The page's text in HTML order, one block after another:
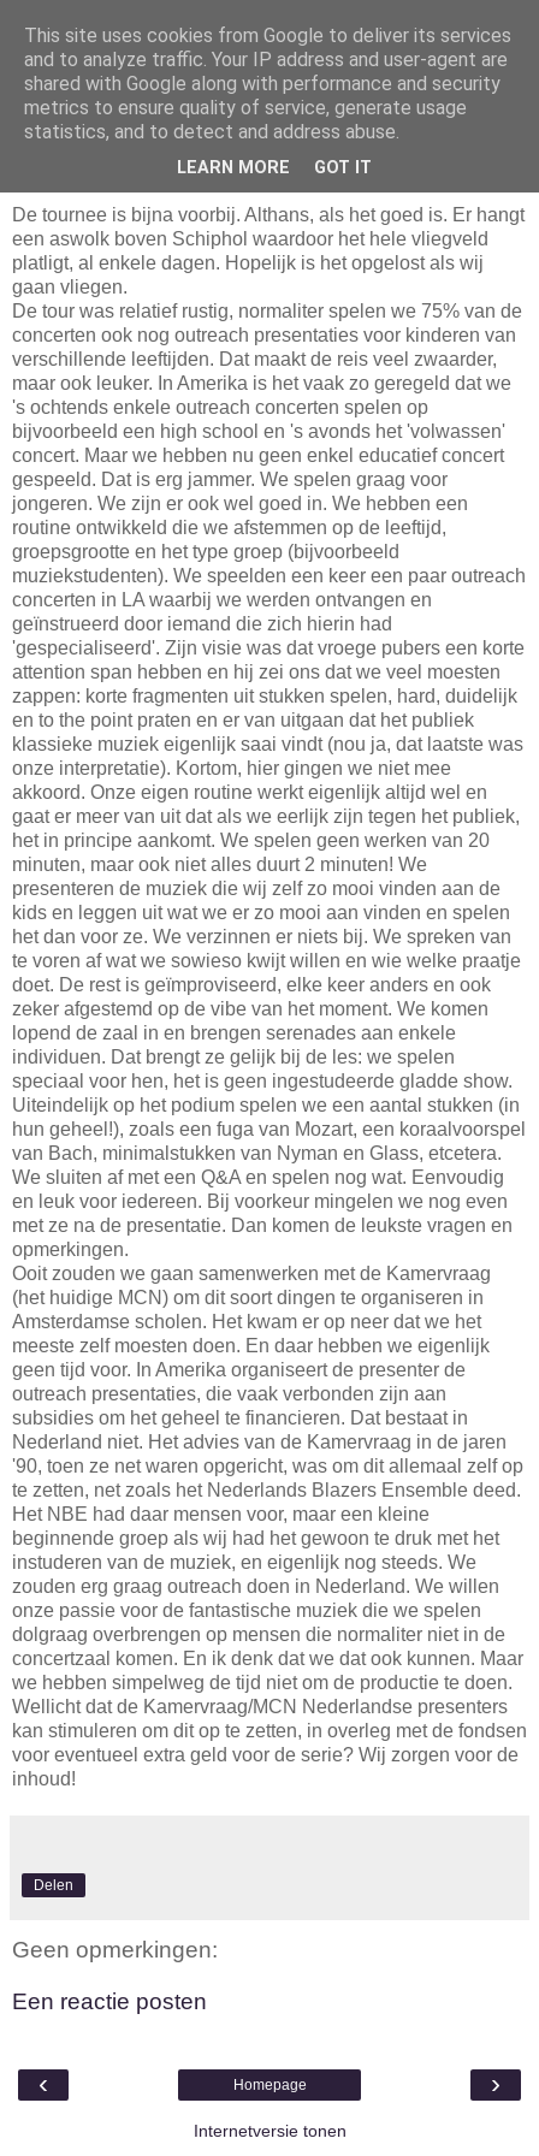
vrijdag 23 april 2010
De tournee is bijna voorbij
De tournee is bijna voorbij. Althans, als het goed is. Er hangt
een aswolk boven Schiphol waardoor het hele vliegveld
platligt, al enkele dagen. Hopelijk is het opgelost als wij
gaan vliegen.
De tour was relatief rustig, normaliter spelen we 75% van de
concerten ook nog outreach presentaties voor kinderen van
verschillende leeftijden. Dat maakt de reis veel zwaarder,
maar ook leuker. In Amerika is het vaak zo geregeld dat we
's ochtends enkele outreach concerten spelen op
bijvoorbeeld een high school en 's avonds het 'volwassen'
concert. Maar we hebben nu geen enkel educatief concert
gespeeld. Dat is erg jammer. We spelen graag voor
jongeren. We zijn er ook wel goed in. We hebben een
routine ontwikkeld die we afstemmen op de leeftijd,
groepsgrootte en het type groep (bijvoorbeeld
muziekstudenten). We speelden een keer een paar outreach
concerten in LA waarbij we werden ontvangen en
geïnstrueerd door iemand die zich hierin had
'gespecialiseerd'. Zijn visie was dat vroege pubers een korte
attention span hebben en hij zei ons dat we veel moesten
zappen: korte fragmenten uit stukken spelen, hard, duidelijk
en to the point praten en er van uitgaan dat het publiek
klassieke muziek eigenlijk saai vindt (nou ja, dat laatste was
onze interpretatie). Kortom, hier gingen we niet mee
akkoord. Onze eigen routine werkt eigenlijk altijd wel en
gaat er meer van uit dat als we eerlijk zijn tegen het publiek,
het in principe aankomt. We spelen geen werken van 20
minuten, maar ook niet alles duurt 2 minuten! We
presenteren de muziek die wij zelf zo mooi vinden aan de
kids en leggen uit wat we er zo mooi aan vinden en spelen
het dan voor ze. We verzinnen er niets bij. We spreken van
te voren af wat we sowieso kwijt willen en wie welke praatje
doet. De rest is geïmproviseerd, elke keer anders en ook
zeker afgestemd op de vibe van het moment. We komen
lopend de zaal in en brengen serenades aan enkele
individuen. Dat brengt ze gelijk bij de les: we spelen
speciaal voor hen, het is geen ingestudeerde gladde show.
Uiteindelijk op het podium spelen we een aantal stukken (in
hun geheel!), zoals een fuga van Mozart, een koraalvoorspel
van Bach, minimalstukken van Nyman en Glass, etcetera.
We sluiten af met een Q&A en spelen nog wat. Eenvoudig
en leuk voor iedereen. Bij voorkeur mingelen we nog even
met ze na de presentatie. Dan komen de leukste vragen en
opmerkingen.
Ooit zouden we gaan samenwerken met de Kamervraag
(het huidige MCN) om dit soort dingen te organiseren in
Amsterdamse scholen. Het kwam er op neer dat we het
meeste zelf moesten doen. En daar hebben we eigenlijk
geen tijd voor. In Amerika organiseert de presenter de
outreach presentaties, die vaak verbonden zijn aan
subsidies om het geheel te financieren. Dat bestaat in
Nederland niet. Het advies van de Kamervraag in de jaren
'90, toen ze net waren opgericht, was om dit allemaal zelf op
te zetten, net zoals het Nederlands Blazers Ensemble deed.
Het NBE had daar mensen voor, maar een kleine
beginnende groep als wij had het gewoon te druk met het
instuderen van de muziek, en eigenlijk nog steeds. We
zouden erg graag outreach doen in Nederland. We willen
onze passie voor de fantastische muziek die we spelen
dolgraag overbrengen op mensen die normaliter niet in de
concertzaal komen. En ik denk dat we dat ook kunnen. Maar
we hebben simpelweg de tijd niet om de productie te doen.
Wellicht dat de Kamervraag/MCN Nederlandse presenters
kan stimuleren om dit op te zetten, in overleg met de fondsen
voor eventueel extra geld voor de serie? Wij zorgen voor de
inhoud!
Delen
Geen opmerkingen:
Een reactie posten
‹ ›
Homepage
Internetversie tonen
This site uses cookies from Google to deliver its services
and to analyze traffic. Your IP address and user-agent are
shared with Google along with performance and security
metrics to ensure quality of service, generate usage
statistics, and to detect and address abuse.
LEARN MORE GOT IT